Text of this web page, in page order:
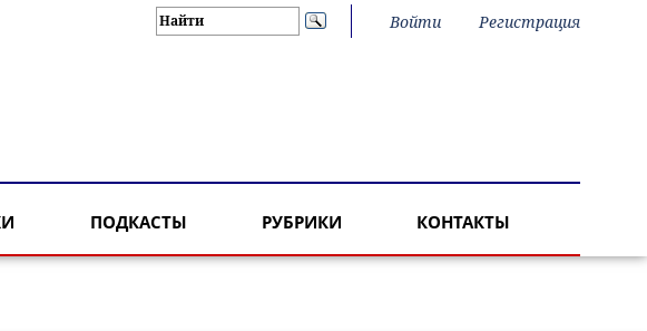
Войти Регистрация
ПОДКАСТЫ РУБРИКИ КОНТАКТЫ